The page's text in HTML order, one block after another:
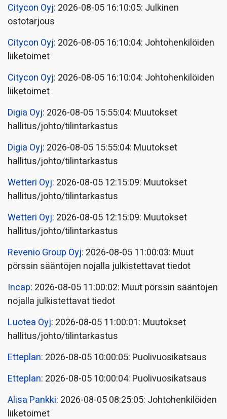
Citycon Oyj: 2026-08-05 16:10:05: Julkinen
ostotarjous
Citycon Oyj: 2026-08-05 16:10:04: Johtohenkilöiden
liiketoimet
Citycon Oyj: 2026-08-05 16:10:04: Johtohenkilöiden
liiketoimet
Digia Oyj: 2026-08-05 15:55:04: Muutokset
hallitus/johto/tilintarkastus
Digia Oyj: 2026-08-05 15:55:04: Muutokset
hallitus/johto/tilintarkastus
Wetteri Oyj: 2026-08-05 12:15:09: Muutokset
hallitus/johto/tilintarkastus
Wetteri Oyj: 2026-08-05 12:15:09: Muutokset
hallitus/johto/tilintarkastus
Revenio Group Oyj: 2026-08-05 11:00:03: Muut
pörssin sääntöjen nojalla julkistettavat tiedot
Incap: 2026-08-05 11:00:02: Muut pörssin sääntöjen
nojalla julkistettavat tiedot
Luotea Oyj: 2026-08-05 11:00:01: Muutokset
hallitus/johto/tilintarkastus
Etteplan: 2026-08-05 10:00:05: Puolivuosikatsaus
Etteplan: 2026-08-05 10:00:04: Puolivuosikatsaus
Alisa Pankki: 2026-08-05 08:25:05: Johtohenkilöiden
liiketoimet